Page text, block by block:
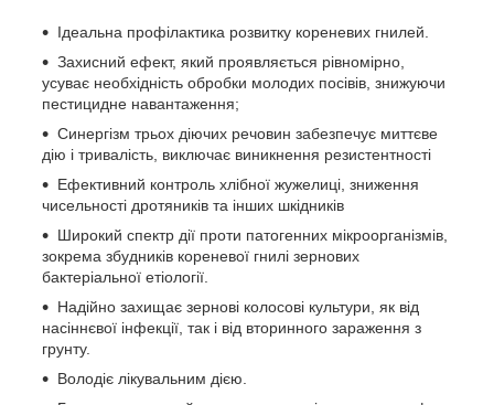
Ідеальна профілактика розвитку кореневих гнилей.
Захисний ефект, який проявляється рівномірно,
усуває необхідність обробки молодих посівів, знижуючи
пестицидне навантаження;
Синергізм трьох діючих речовин забезпечує миттєве
дію і тривалість, виключає виникнення резистентності
Ефективний контроль хлібної жужелиці, зниження
чисельності дротяників та інших шкідників
Широкий спектр дії проти патогенних мікроорганізмів,
зокрема збудників кореневої гнилі зернових
бактеріальної етіології.
Надійно захищає зернові колосові культури, як від
насіннєвої інфекції, так і від вторинного зараження з
грунту.
Володіє лікувальним дією.